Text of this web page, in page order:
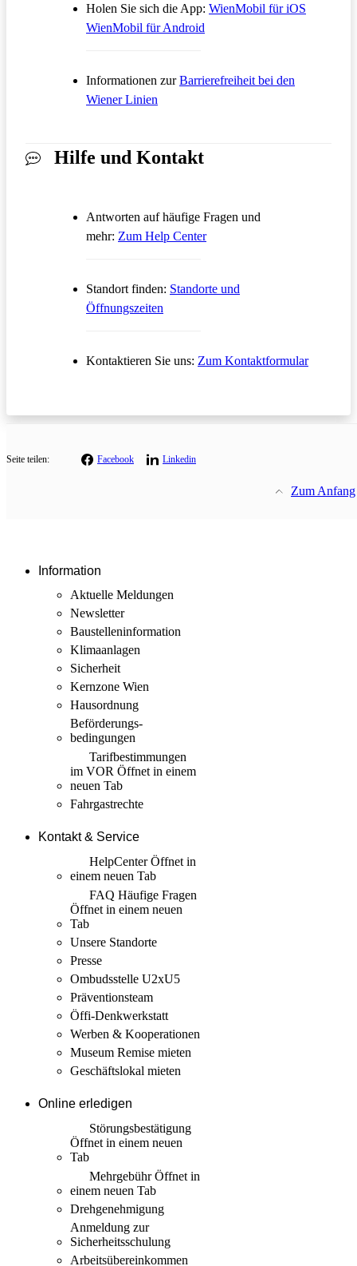
Holen Sie sich die App: WienMobil für iOS
WienMobil für Android
Informationen zurBarrierefreiheit bei den
Wiener Linien
Hilfe und Kontakt
Antworten auf häufige Fragen und
mehr: Zum Help CenterÖffnet in einem neuen Tab
Standort finden: Standorte und
Öffnungszeiten
Kontaktieren Sie uns: Zum KontaktformularÖffnet in
Seite teilen: Facebook Linkedin
Zum Anfang
Information
Aktuelle Meldungen
Newsletter
Baustellen­information
Klimaanlagen
Sicherheit
Kernzone Wien
Hausordnung
Beförderungs­
bedingungen
Tarif­bestimmungen
im VOR Öffnet in einem
neuen Tab
Fahrgastrechte
Kontakt & Service
HelpCenterÖffnet in
einem neuen Tab
FAQ Häufige Fragen
Öffnet in einem neuen
Tab
Unsere Standorte
Presse
Ombudsstelle U2xU5
Präventionsteam
Öffi-Denkwerkstatt
Werben & Kooperationen
Museum Remise mieten
Geschäftslokal mieten
Online erledigen
Störungs­bestätigung
Öffnet in einem neuen
Tab
MehrgebührÖffnet in
einem neuen Tab
Drehgenehmigung
Anmeldung zur
Sicherheits­schulung
Arbeits­übereinkommen